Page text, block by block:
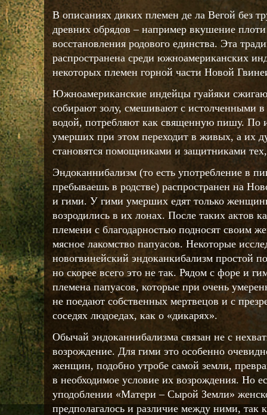
В описаниях диких племен де ла Вегой без
древних обрядов – например вкушение
восстановления родового единства. Эта
распространена среди южноамериканских
некоторых племен горной части Новой
Южноамериканские индейцы гуайяки
собирают золу, смешивают с истолченными в
водой, потребляют как священную пишу. По
умерших при этом переходит в живых, а их
становятся помощниками и защитниками
Эндоканнибализм (то есть употребление в
пребываешь в родстве) распространен на
и гими. У гими умерших едят только
возродились в их лонах. После таких актов
племени с благодарностью подносят своим
мясное лакомство папуасов. Некоторые
новогвинейский эндоканкибализм простой
но скорее всего это не так. Рядом с форе и
племена папуасов, которые при очень
не поедают собственных мертвецов и с
соседях людоедах, как о «дикарях».
Обычай эндоканнибализма связан не с
возрождение. Для гими это особенно
женщин, подобно утробе самой земли,
в необходимое условие их возрождения. Но
уподоблении «Матери – Сырой Земли»
предполагалось и различие между ними, так